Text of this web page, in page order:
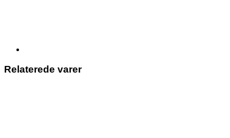
Relaterede varer